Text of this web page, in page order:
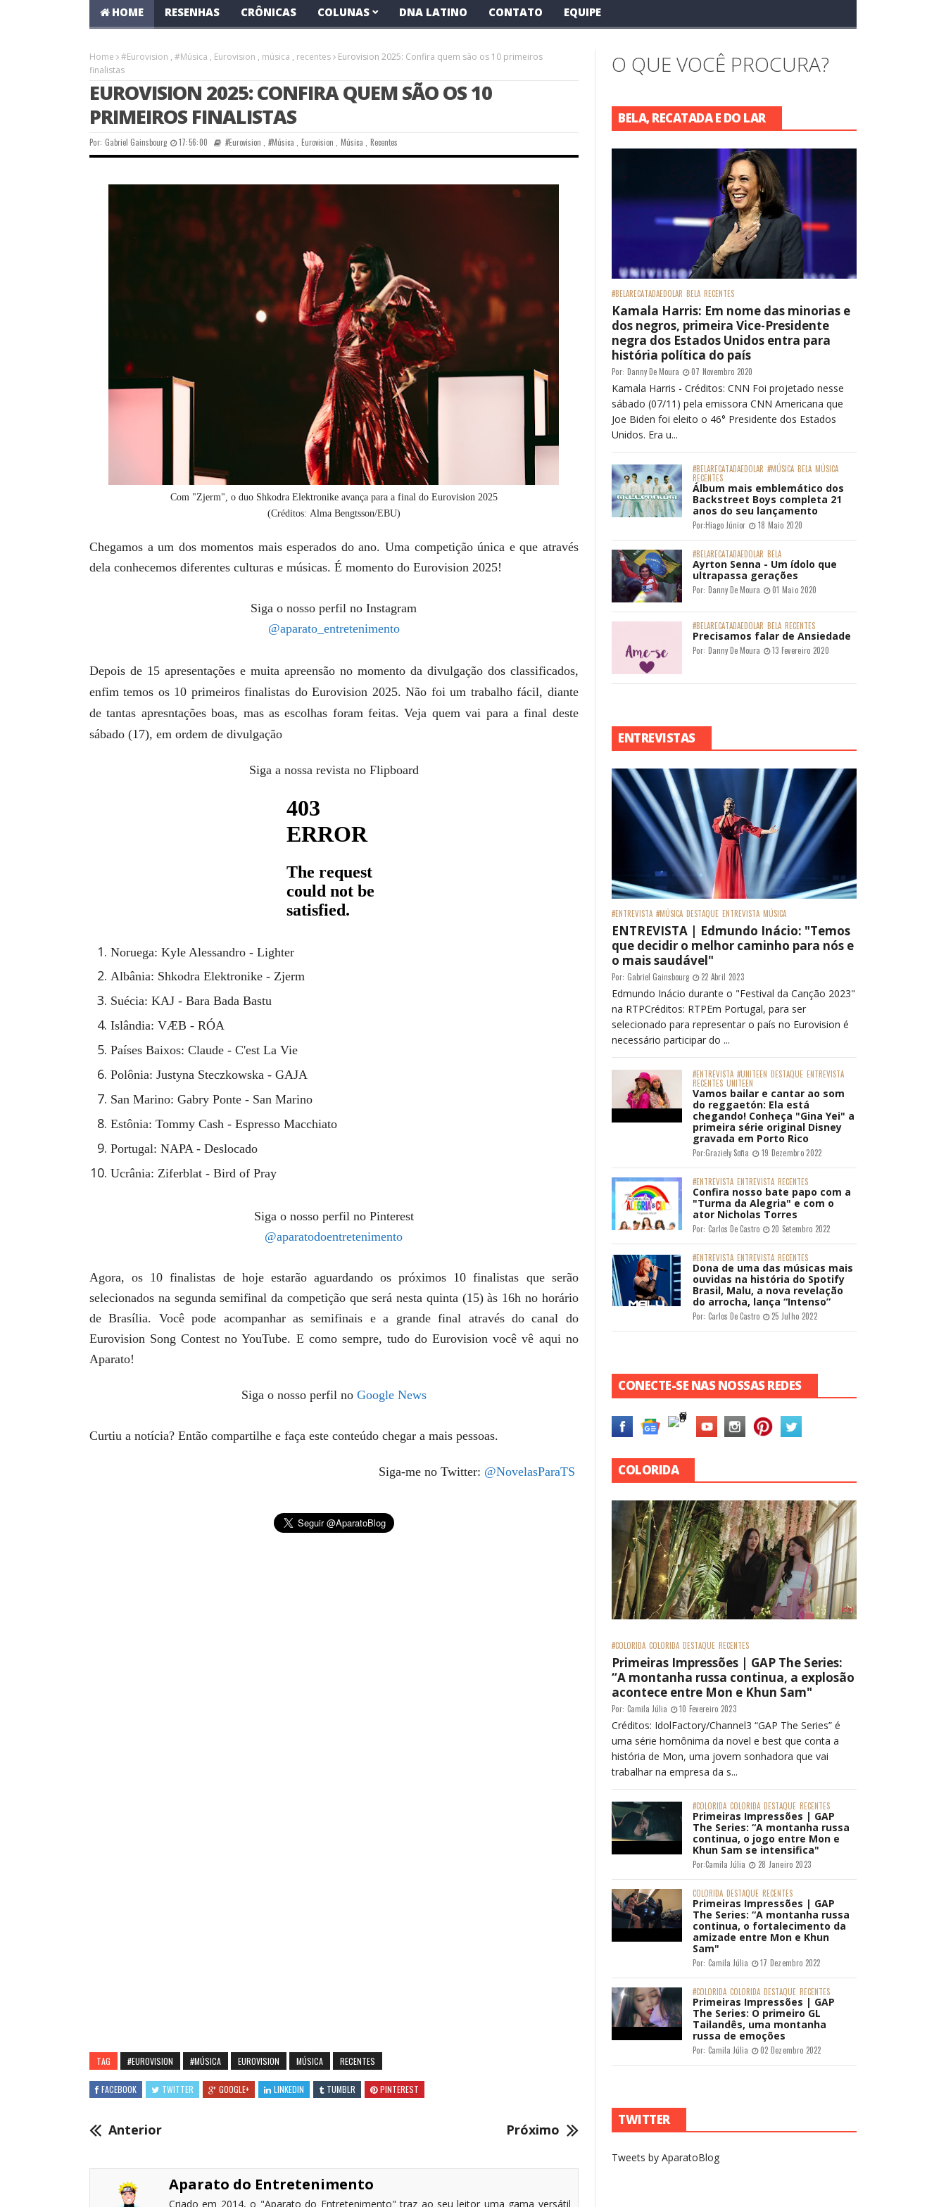
HOME RESENHAS CRÔNICAS COLUNAS DNA LATINO CONTATO EQUIPE
Home #Eurovision , #Música , Eurovision , música , recentes
Eurovision 2025: Confira quem são os 10 primeiros
finalistas
EUROVISION 2025: CONFIRA QUEM SÃO OS 10
PRIMEIROS FINALISTAS
Por: Gabriel Gainsbourg 17:56:00 #Eurovision ,#Música Eurovision Música Recentes
Com "Zjerm", o duo Shkodra Elektronike avança para a final do Eurovision 2025
(Créditos: Alma Bengtsson/EBU)
Chegamos a um dos momentos mais esperados do ano. Uma competição única e que através
dela conhecemos diferentes culturas e músicas. É momento do Eurovision 2025!
Siga o nosso perfil no Instagram
@aparato_entretenimento
Depois de 15 apresentações e muita apreensão no momento da divulgação dos classificados,
enfim temos os 10 primeiros finalistas do Eurovision 2025. Não foi um trabalho fácil, diante
de tantas apresntações boas, mas as escolhas foram feitas. Veja quem vai para a final deste
sábado (17), em ordem de divulgação
Siga a nossa revista no Flipboard
Noruega: Kyle Alessandro - Lighter
Albânia: Shkodra Elektronike - Zjerm
Suécia: KAJ - Bara Bada Bastu
Islândia: VÆB - RÓA
Países Baixos: Claude - C'est La Vie
Polônia: Justyna Steczkowska - GAJA
San Marino: Gabry Ponte - San Marino
Estônia: Tommy Cash - Espresso Macchiato
Portugal: NAPA - Deslocado
Ucrânia: Ziferblat - Bird of Pray
Siga o nosso perfil no Pinterest
@aparatodoentretenimento
Agora, os 10 finalistas de hoje estarão aguardando os próximos 10 finalistas que serão
selecionados na segunda semifinal da competição que será nesta quinta (15) às 16h no horário
de Brasília. Você pode acompanhar as semifinais e a grande final através do canal do
Eurovision Song Contest no YouTube. E como sempre, tudo do Eurovision você vê aqui no
Aparato!
Siga o nosso perfil no Google News
Curtiu a notícia? Então compartilhe e faça este conteúdo chegar a mais pessoas.
Siga-me no Twitter: @NovelasParaTS
TAG #EUROVISION #MÚSICA EUROVISION MÚSICA RECENTES
FACEBOOK TWITTER GOOGLE+ LINKEDIN TUMBLR PINTEREST
Anterior Próximo
Aparato do Entretenimento
Criado em 2014, o "Aparato do Entretenimento" traz ao seu leitor uma gama versátil
O QUE VOCÊ PROCURA?
BELA, RECATADA E DO LAR
#BELARECATADAEDOLAR BELA RECENTES
Kamala Harris: Em nome das minorias e
dos negros, primeira Vice-Presidente
negra dos Estados Unidos entra para
história política do país
Por: Danny De Moura 07 Novembro 2020
Kamala Harris - Créditos: CNN Foi projetado nesse
sábado (07/11) pela emissora CNN Americana que
Joe Biden foi eleito o 46° Presidente dos Estados
Unidos. Era u...
#BELARECATADAEDOLAR #MÚSICA BELA MÚSICA
RECENTES
Álbum mais emblemático dos
Backstreet Boys completa 21
anos do seu lançamento
Por:Hiago Júnior 18 Maio 2020
#BELARECATADAEDOLAR BELA
Ayrton Senna - Um ídolo que
ultrapassa gerações
Por: Danny De Moura 01 Maio 2020
#BELARECATADAEDOLAR BELA RECENTES
Precisamos falar de Ansiedade
Por: Danny De Moura 13 Fevereiro 2020
ENTREVISTAS
#ENTREVISTA #MÚSICA DESTAQUE ENTREVISTA MÚSICA
ENTREVISTA | Edmundo Inácio: "Temos
que decidir o melhor caminho para nós e
o mais saudável"
Por: Gabriel Gainsbourg 22 Abril 2023
Edmundo Inácio durante o "Festival da Canção 2023"
na RTPCréditos: RTPEm Portugal, para ser
selecionado para representar o país no Eurovision é
necessário participar do ...
#ENTREVISTA #UNITEEN DESTAQUE ENTREVISTA
RECENTES UNITEEN
Vamos bailar e cantar ao som
do reggaetón: Ela está
chegando! Conheça "Gina Yei" a
primeira série original Disney
gravada em Porto Rico
Por:Graziely Sofia 19 Dezembro 2022
#ENTREVISTA ENTREVISTA RECENTES
Confira nosso bate papo com a
"Turma da Alegria" e com o
ator Nicholas Torres
Por: Carlos De Castro 20 Setembro 2022
#ENTREVISTA ENTREVISTA RECENTES
Dona de uma das músicas mais
ouvidas na história do Spotify
Brasil, Malu, a nova revelação
do arrocha, lança “Intenso”
Por: Carlos De Castro 25 Julho 2022
CONECTE-SE NAS NOSSAS REDES
COLORIDA
#COLORIDA COLORIDA DESTAQUE RECENTES
Primeiras Impressões | GAP The Series:
“A montanha russa continua, a explosão
acontece entre Mon e Khun Sam"
Por: Camila Júlia 10 Fevereiro 2023
Créditos: IdolFactory/Channel3 “GAP The Series” é
uma série homônima da novel e best que conta a
história de Mon, uma jovem sonhadora que vai
trabalhar na empresa da s...
#COLORIDA COLORIDA DESTAQUE RECENTES
Primeiras Impressões | GAP
The Series: “A montanha russa
continua, o jogo entre Mon e
Khun Sam se intensifica"
Por:Camila Júlia 28 Janeiro 2023
COLORIDA DESTAQUE RECENTES
Primeiras Impressões | GAP
The Series: “A montanha russa
continua, o fortalecimento da
amizade entre Mon e Khun
Sam"
Por: Camila Júlia 17 Dezembro 2022
#COLORIDA COLORIDA DESTAQUE RECENTES
Primeiras Impressões | GAP
The Series: O primeiro GL
Tailandês, uma montanha
russa de emoções
Por: Camila Júlia 02 Dezembro 2022
TWITTER
Tweets by AparatoBlog